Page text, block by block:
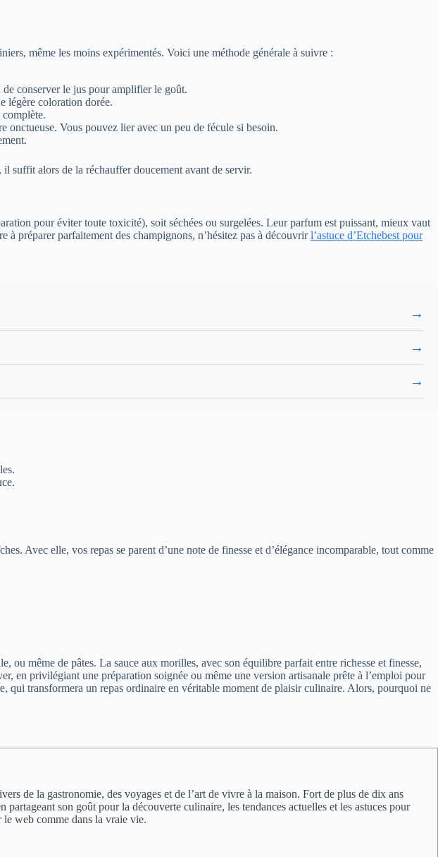
même les moins expérimentés. Voici une méthode générale à suivre :
de conserver le jus pour amplifier le goût.
légère coloration dorée.
onctueuse. Vous pouvez lier avec un peu de fécule si besoin.
suffit alors de la réchauffer doucement avant de servir.
pour éviter toute toxicité), soit séchées ou surgelées. Leur parfum est puissant, mieux vaut
préparer parfaitement des champignons, n’hésitez pas à découvrirl’astuce d’Etchebest pour
→
→
→
Avec elle, vos repas se parent d’une note de finesse et d’élégance incomparable, tout comme
ou même de pâtes. La sauce aux morilles, avec son équilibre parfait entre richesse et finesse,
en privilégiant une préparation soignée ou même une version artisanale prête à l’emploi pour
qui transformera un repas ordinaire en véritable moment de plaisir culinaire. Alors, pourquoi ne
de la gastronomie, des voyages et de l’art de vivre à la maison. Fort de plus de dix ans
son goût pour la découverte culinaire, les tendances actuelles et les astuces pour
le web comme dans la vraie vie.